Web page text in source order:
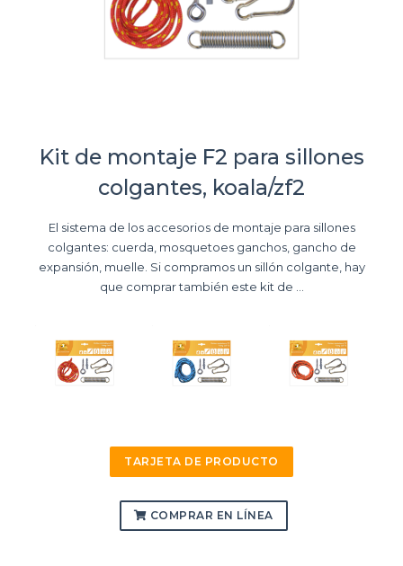
Kit de montaje F2 para sillones
colgantes, koala/zf2
El sistema de los accesorios de montaje para sillones
colgantes: cuerda, mosquetoes ganchos, gancho de
expansión, muelle. Si compramos un sillón colgante, hay
que comprar también este kit de ...
TARJETA DE PRODUCTO
COMPRAR EN LÍNEA